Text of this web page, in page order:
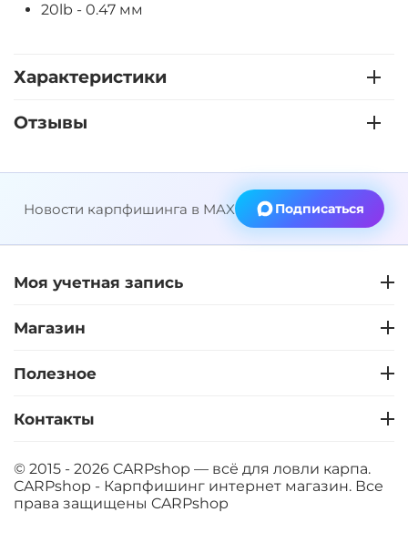
20lb - 0.47 мм
Характеристики
Отзывы
Новости карпфишинга в MAX Подписаться
Моя учетная запись
Магазин
Полезное
Контакты
© 2015 - 2026 CARPshop — всё для ловли карпа.
CARPshop - Карпфишинг интернет магазин. Все
права защищены CARPshop